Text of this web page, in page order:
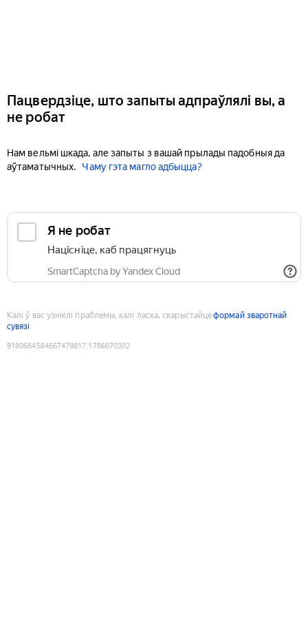
Пацвердзіце, што запыты адпраўлялі вы, а
не робат
Нам вельмі шкада, але запыты з вашай прылады падобныя да
аўтаматычных.
Чаму гэта магло адбыцца?
Я не робат
Націсніце, каб працягнуць
SmartCaptcha by Yandex Cloud
Калі ў вас узніклі праблемы, калі ласка, скарыстайцеформай зваротнай
сувязі
9180684584667479817:1786070302